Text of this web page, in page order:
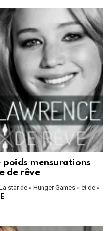
mensurations
de rêve
star de « Hunger Games » et de «